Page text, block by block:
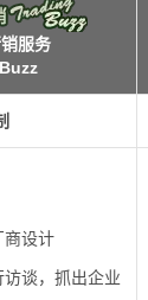
服务
商设计
谈，抓出企业